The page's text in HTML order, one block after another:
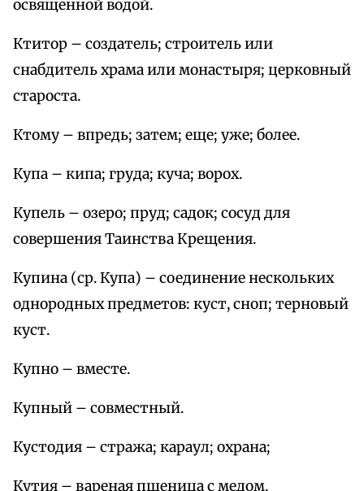
освященной водой.
Ктитор – создатель; строитель или
снабдитель храма или монастыря; церковный
староста.
Ктому – впредь; затем; еще; уже; более.
Купа – кипа; груда; куча; ворох.
Купель – озеро; пруд; садок; сосуд для
совершения Таинства Крещения.
Купина (ср. Купа) – соединение нескольких
однородных предметов: куст, сноп; терновый
куст.
Купно – вместе.
Купный – совместный.
Кустодия – стража; караул; охрана;
Кутия – вареная пшеница с медом,